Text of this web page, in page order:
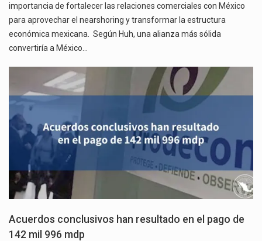
importancia de fortalecer las relaciones comerciales con México
para aprovechar el nearshoring y transformar la estructura
económica mexicana. Según Huh, una alianza más sólida
convertiría a México…
Acuerdos conclusivos han resultado en el pago de
142 mil 996 mdp